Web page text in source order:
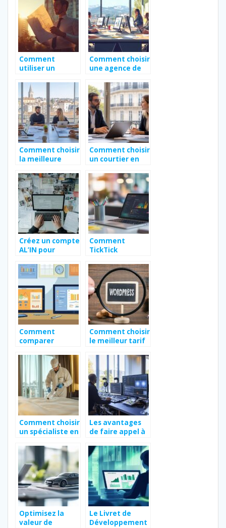
toutes occasions
?
Comment
utiliser un
trouver le bon
constructeur de
maison
Comment choisir
une agence de
internet à
Tarbes pour
maximiser votre
retour sur
investissement
Comment choisir
la meilleure
création de
votre site
internet à
Bordeaux
Comment choisir
un courtier en
Bordeaux pour
une couverture
personnalisée
Créez un compte
AL’IN pour
démarches
logement
Comment
TickTick
productivité au
quotidien
Comment
comparer
offres de
services en ligne
?
Comment choisir
le meilleur tarif
pour un site
WordPress
Comment choisir
un spécialiste en
punaises de lit à
Marseille ?
Les avantages
de faire appel à
audiovisuel
Optimisez la
valeur de
Le Livret de
Développement